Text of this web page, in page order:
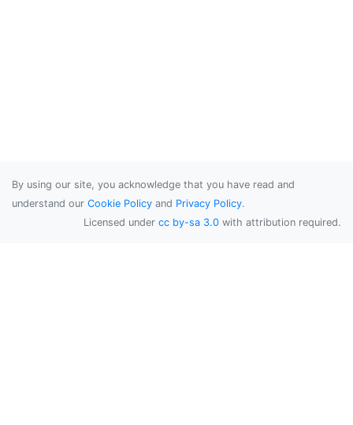
By using our site, you acknowledge that you have read and
understand our Cookie Policy and Privacy Policy.
Licensed under cc by-sa 3.0 with attribution required.